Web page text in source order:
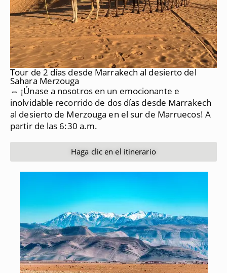
Tour de 2 días desde Marrakech al desierto del
Sahara Merzouga
⇔ ¡Únase a nosotros en un emocionante e
inolvidable recorrido de dos días desde Marrakech
al desierto de Merzouga en el sur de Marruecos! A
partir de las 6:30 a.m.
Haga clic en el itinerario